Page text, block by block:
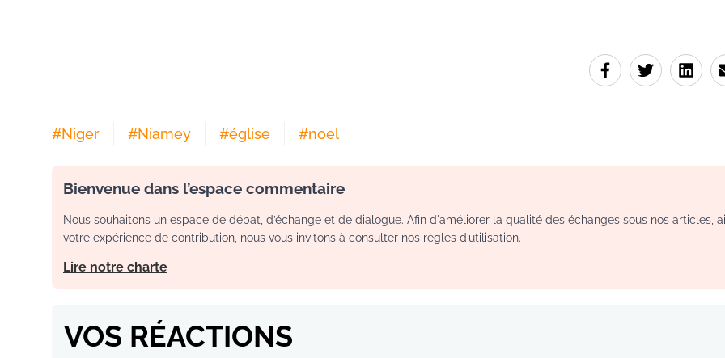
#Niger #Niamey #église #noel
Bienvenue dans l’espace commentaire
Nous souhaitons un espace de débat, d’échange et de dialogue. Afin d'améliorer la qualité des échanges sous nos articles,
votre expérience de contribution, nous vous invitons à consulter nos règles d’utilisation.
Lire notre charte
VOS RÉACTIONS